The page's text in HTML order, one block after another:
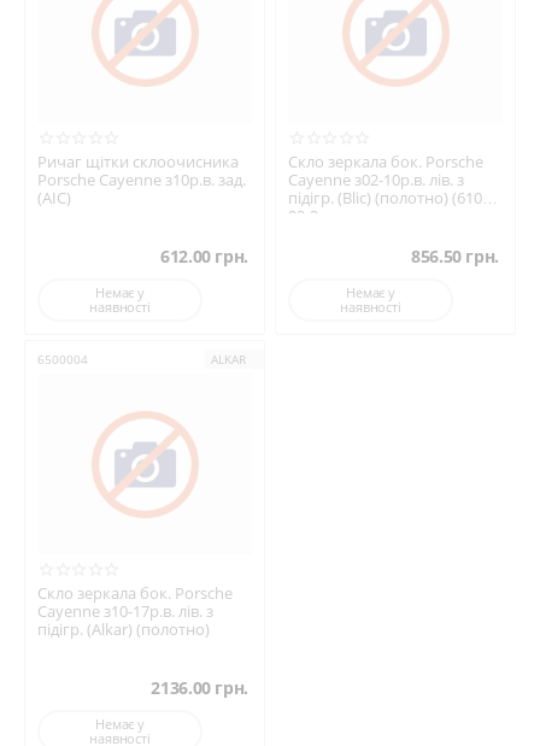
Ричаг щітки склоочисника
Porsche Cayenne з10р.в. зад.
(AIC)
612.00 грн.
Немає у
наявності
Скло зеркала бок. Porsche
Cayenne з02-10р.в. лів. з
підігр. (Blic) (полотно) (6102-
02-2...
856.50 грн.
Немає у
наявності
6500004 ALKAR
Скло зеркала бок. Porsche
Cayenne з10-17р.в. лів. з
підігр. (Alkar) (полотно)
2136.00 грн.
Немає у
наявності